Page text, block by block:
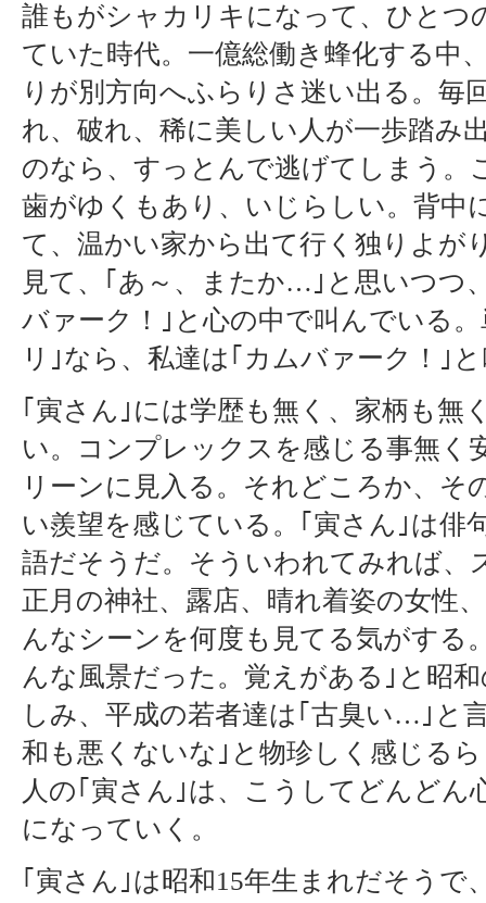
誰もがシャカリキになって、ひとつ
ていた時代。一億総働き蜂化する中
りが別方向へふらりさ迷い出る。毎
れ、破れ、稀に美しい人が一歩踏み
のなら、すっとんで逃げてしまう。
歯がゆくもあり、いじらしい。背中
て、温かい家から出て行く独りよが
見て、｢あ～、またか…｣と思いつつ
バァーク！｣と心の中で叫んでいる
リ｣なら、私達は｢カムバァーク！｣
｢寅さん｣には学歴も無く、家柄も無
い。コンプレックスを感じる事無く
リーンに見入る。それどころか、そ
い羨望を感じている。｢寅さん｣は俳
語だそうだ。そういわれてみれば、
正月の神社、露店、晴れ着姿の女性
んなシーンを何度も見てる気がする
んな風景だった。覚えがある｣と昭
しみ、平成の若者達は｢古臭い…｣と
和も悪くないな｣と物珍しく感じる
人の｢寅さん｣は、こうしてどんどん
になっていく。
｢寅さん｣は昭和15年生まれだそうで